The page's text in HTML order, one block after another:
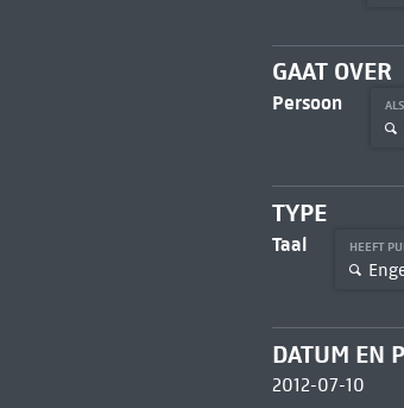
GAAT OVER
Persoon
TYPE
Taal HEEFT
DATUM EN
2012-07-10